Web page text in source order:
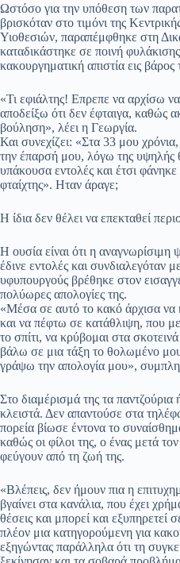
Ωστόσο για την υπόθεση των
βρισκόταν στο τιμόνι της
Υιοθεσιών, παραπέμφθηκε στη
καταδικάστηκε σε ποινή
κακουργηματική απιστία εις
«Τι εφιάλτης! Επρεπε να αρχίσω
αποδείξω ότι δεν έφταιγα, καθώς
βούληση», λέει η Γεωργία.
Και συνεχίζει: «Στα 33 μου
την έπαρσή μου, λόγω της υψηλής
υπάκουσα εντολές και έτσι
φταίχτης». Ηταν άραγε;
Η ίδια δεν θέλει να επεκταθεί
Η ουσία είναι ότι η αναγνωρίσιμη
έδινε εντολές και συνδιαλεγόταν
υφυπουργούς βρέθηκε στον
πολύωρες απολογίες της.
«Μέσα σε αυτό το κακό άρχισα να
και να πέφτω σε κατάθλιψη, που
το σπίτι, να κρύβομαι στα
βάλω σε μια τάξη το θολωμένο
γράψω την απολογία μου»,
Στο διαμέρισμά της τα
κλειστά. Δεν απαντούσε στα
πορεία βίωσε έντονα το
καθώς οι φίλοι της, ο ένας μετά
φεύγουν από τη ζωή της.
«Βλέπεις, δεν ήμουν πια η
βγαίνει στα κανάλια, που έχει
θέσεις και μπορεί και εξυπηρετεί
πλέον μια κατηγορούμενη για
εξηγώντας παράλληλα ότι τη